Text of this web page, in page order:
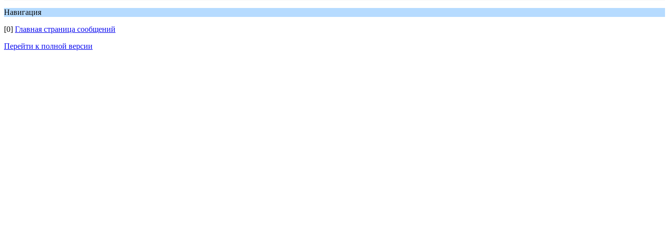
Навигация
[0] Главная страница сообщений
Перейти к полной версии